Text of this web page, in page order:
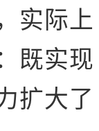
实际上
既实现
扩大了